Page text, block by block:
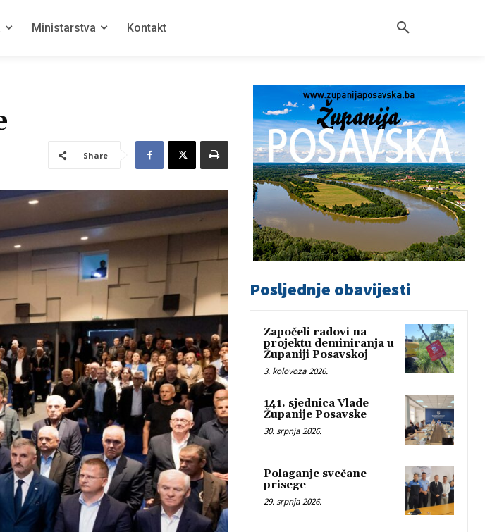
Ministarstva Kontakt
Share
Posljednje obavijesti
Započeli radovi na
projektu deminiranja u
Županiji Posavskoj
3. kolovoza 2026.
141. sjednica Vlade
Županije Posavske
30. srpnja 2026.
Polaganje svečane
prisege
29. srpnja 2026.